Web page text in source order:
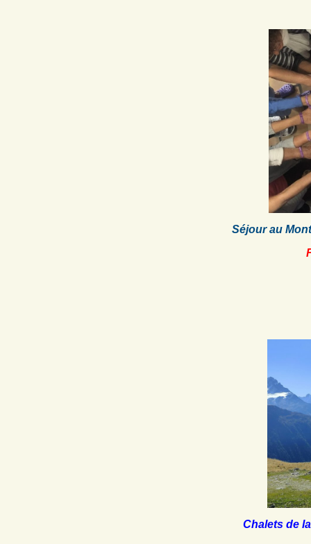
Séjour au
Chalets de